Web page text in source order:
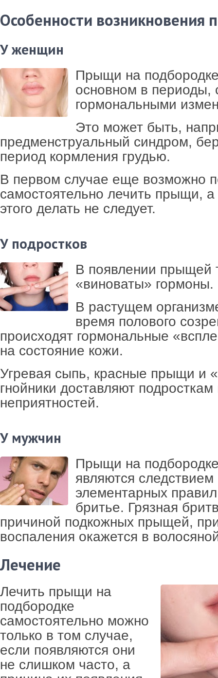
Особенности возникновения
У женщин
Прыщи на
основном в периоды,
гормональными
Это может быть,
предменструальный синдром,
период кормления грудью.
В первом случае еще возможно
самостоятельно лечить прыщи,
этого делать не следует.
У подростков
В появлении прыщей
«виноваты» гормоны.
В растущем
время полового
происходят гормональные
на состояние кожи.
Угревая сыпь, красные прыщи и
гнойники доставляют подросткам
неприятностей.
У мужчин
Прыщи на
являются
элементарных
бритье. Грязная
причиной подкожных прыщей,
воспаления окажется в
Лечение
Лечить прыщи на
подбородке
самостоятельно можно
только в том случае,
если появляются они
не слишком часто, а